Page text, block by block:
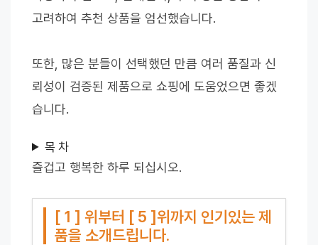
고려하여 추천 상품을 엄선했습니다.
또한, 많은 분들이 선택했던 만큼 여러 품질과 신
뢰성이 검증된 제품으로 쇼핑에 도움었으면 좋겠
습니다.
목 차
즐겁고 행복한 하루 되십시오.
[ 1 ] 위부터 [ 5 ]위까지 인기있는 제
품을 소개드립니다.